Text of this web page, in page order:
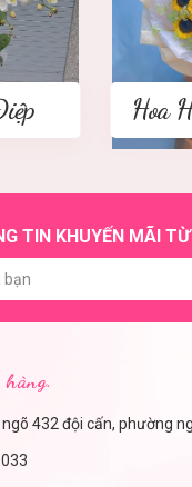
TIN KHUYẾN MÃI TỪ
432 đội cấn, phường